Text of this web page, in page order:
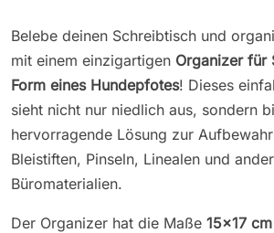
Belebe deinen Schreibtisch und
mit einem einzigartigen Organizer für
Form eines Hundepfotes! Dieses
sieht nicht nur niedlich aus, sondern
hervorragende Lösung zur
Bleistiften, Pinseln, Linealen und
Büromaterialien.
Der Organizer hat die Maße 15x17 cm